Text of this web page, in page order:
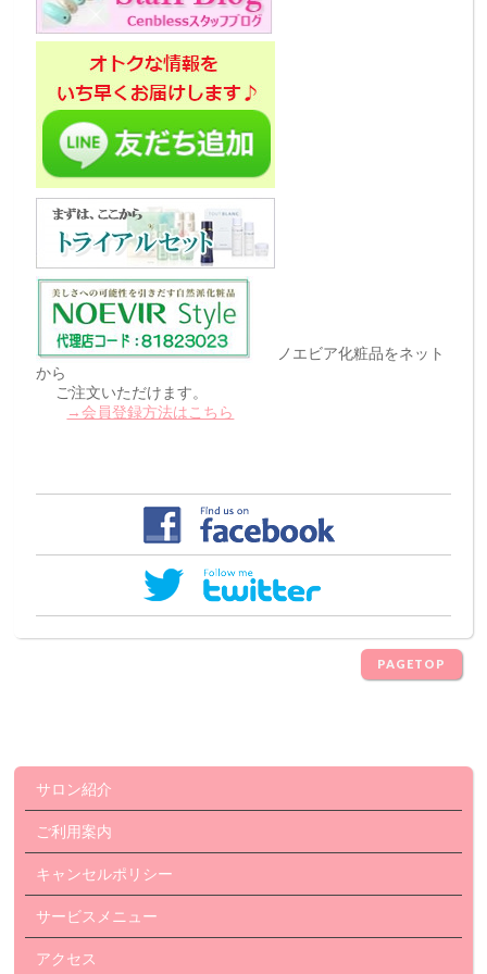
ノエビア化粧品をネット
から
ご注文いただけます。
→会員登録方法はこちら
PAGETOP
サロン紹介
ご利用案内
キャンセルポリシー
サービスメニュー
アクセス